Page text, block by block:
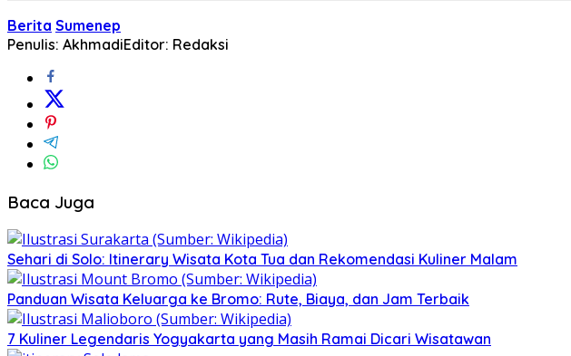
Berita Sumenep
Penulis: AkhmadiEditor: Redaksi
Baca Juga
Sehari di Solo: Itinerary Wisata Kota Tua dan Rekomendasi Kuliner Malam
Panduan Wisata Keluarga ke Bromo: Rute, Biaya, dan Jam Terbaik
7 Kuliner Legendaris Yogyakarta yang Masih Ramai Dicari Wisatawan